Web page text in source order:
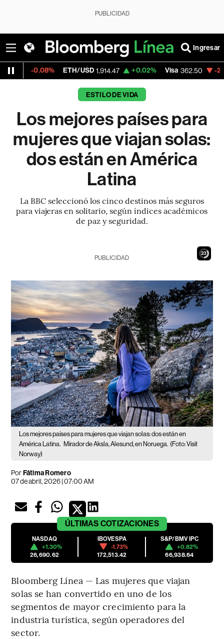
PUBLICIDAD
Ingresar
ETH/USD 1,914.47 +0.02% Visa 362.50 -2.15%
ESTILO DE VIDA
Los mejores países para
mujeres que viajan solas:
dos están en América
Latina
La BBC seleccionó los cinco destinos más seguros
para viajeras en solitario, según índices académicos
de paz y seguridad.
21
PUBLICIDAD
Los mejores países para mujeres que viajan solas: dos están en
América Latina. Mirador de Aksla, Alesund, en Noruega. (Foto: Visit
Norway)
PorFátima Romero
07 de abril, 2026 | 07:00 AM
ÚLTIMAS COTIZACIONES
NASDAQ
+1.30%
26,690.62
IBOVESPA
-1.73%
172,513.42
S&P/BMV IPC
+0.82%
66,938.64
Bloomberg Línea — Las mujeres que viajan
solas se han convertido en uno de los
segmentos de mayor crecimiento para la
industria turística, según operadores del
sector.